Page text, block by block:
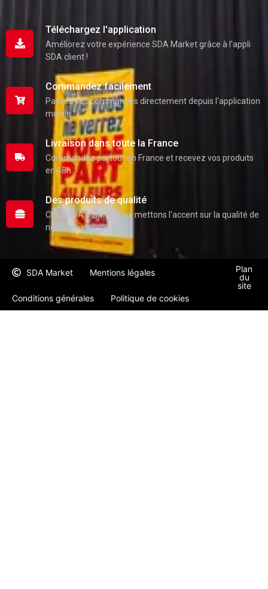
Téléchargez l'application
Améliorez votre expérience SDA Market grâce à l'appli
SDA client !
Commandez facilement
Passez vos commandes directement depuis l'application
mobile
Livraison dans toute la France
Commandez partout en France et recevez vos produits
en 48h
Des produits de qualité
Chez SDA Market nous mettons l'accent sur la qualité de
nos produits
SDA Market Mentions légales
Conditions générales Politique de cookies
Plan
du
site